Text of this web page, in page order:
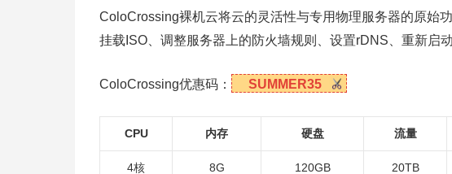
ColoCrossing裸机云将云的灵活性与专用物理服务器的原始
挂载ISO、调整服务器上的防火墙规则、设置rDNS、重新启
ColoCrossing优惠码： SUMMER35
CPU 内存 硬盘 流量
4核 8G 120GB 20TB